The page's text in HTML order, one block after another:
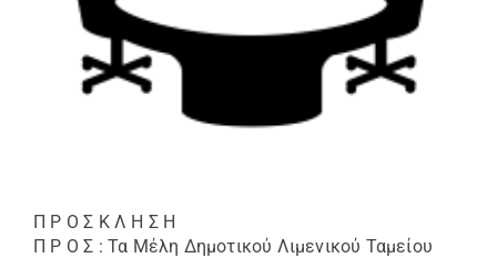
Π Ρ Ο Σ Κ Λ Η Σ Η
Π Ρ Ο Σ : Τα Μέλη Δημοτικού Λιμενικoύ Ταμείου